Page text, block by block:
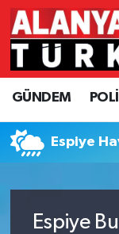
GÜNDEM
Espiye
Espiye
GÜNDEM
POLİTİKA
ASAYİŞ
TURİZM
Nöbetçi
Hava
Namaz
Süper Lig